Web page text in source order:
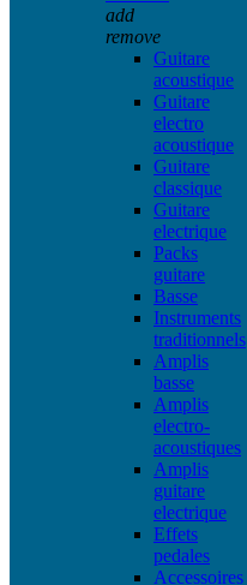
add
remove
Guitare
acoustique
Guitare
electro
acoustique
Guitare
classique
Guitare
electrique
Packs
guitare
Basse
Instruments
traditionnels
Amplis
basse
Amplis
electro-
acoustiques
Amplis
guitare
electrique
Effets
pedales
Accessoires